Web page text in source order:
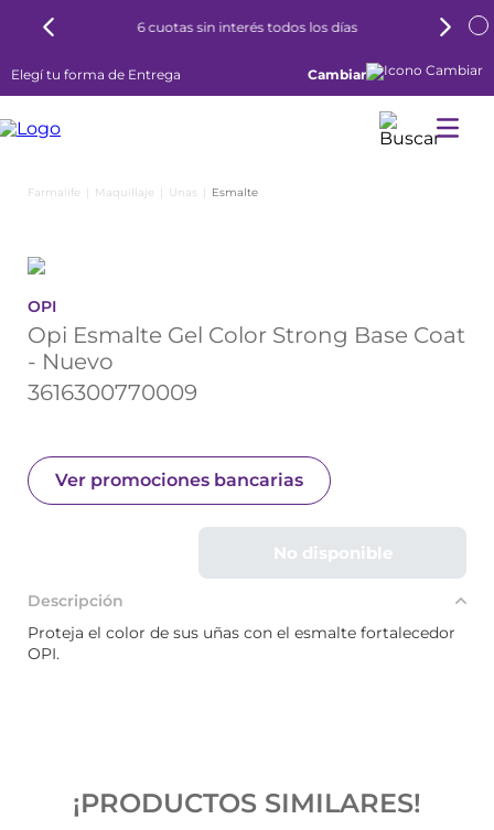
6 cuotas sin interés todos los días
Elegí tu forma de Entrega Cambiar
Maquillaje Unas Esmalte
OPI
Opi Esmalte Gel Color Strong Base Coat
- Nuevo
3616300770009
Ver promociones bancarias
No disponible
Descripción
Proteja el color de sus uñas con el esmalte fortalecedor
OPI.
¡PRODUCTOS SIMILARES!